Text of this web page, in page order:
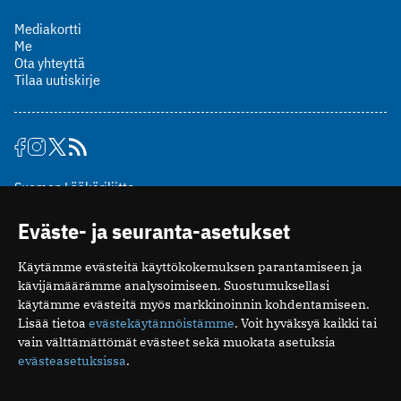
Mediakortti
Me
Ota yhteyttä
Tilaa uutiskirje
Suomen Lääkäriliitto
00510 Helsinki
puh. (09) 393 091
toimitus@potilaanlaakarilehti.fi
ISSN 2323-9476
Eväste- ja seuranta-asetukset
Käytämme evästeitä käyttökokemuksen parantamiseen ja
kävijämäärämme analysoimiseen. Suostumuksellasi
käytämme evästeitä myös markkinoinnin kohdentamiseen.
Lisää tietoa evästekäytännöistämme. Voit hyväksyä kaikki tai
vain välttämättömät evästeet sekä muokata asetuksia
evästeasetuksissa.